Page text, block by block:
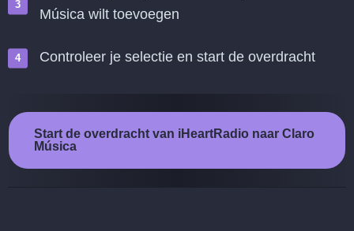
Música wilt toevoegen
Controleer je selectie en start de overdracht
Start de overdracht van iHeartRadio naar Claro
Música